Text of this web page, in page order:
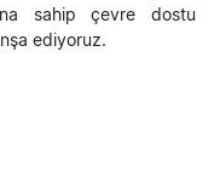
sahip çevre dostu
ediyoruz.